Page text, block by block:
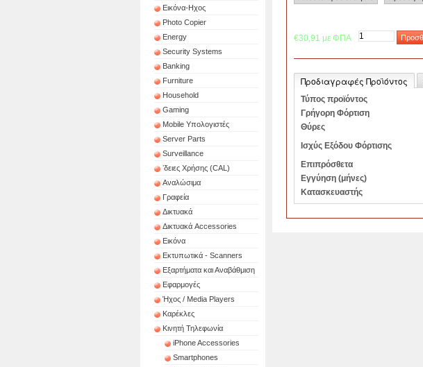
Εικόνα-Ηχος
Photo Copier
Energy
Security Systems
Banking
Furniture
Household
Gaming
Mobile Υπολογιστές
Server Parts
Surveillance
ʼδειες Χρήσης (CAL)
Αναλώσιμα
Γραφεία
Δικτυακά
Δικτυακά Accessories
Εικόνα
Εκτυπωτικά - Scanners
Εξαρτήματα και Αναβάθμιση
Εφαρμογές
Ήχος / Media Players
Καρέκλες
Κινητή Τηλεφωνία
iPhone Accessories
Smartphones
€30,91 με ΦΠΑ
Προδιαγραφές Προϊόντος
Τύπος προϊόντος
Γρήγορη Φόρτιση
Θύρες
Ισχύς Εξόδου Φόρτισης
Επιπρόσθετα
Εγγύηση (μήνες)
Κατασκευαστής